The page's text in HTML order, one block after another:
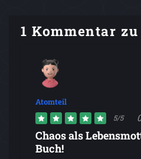
1 Kommentar
Atomteil
5/5
Chaos als
Buch!